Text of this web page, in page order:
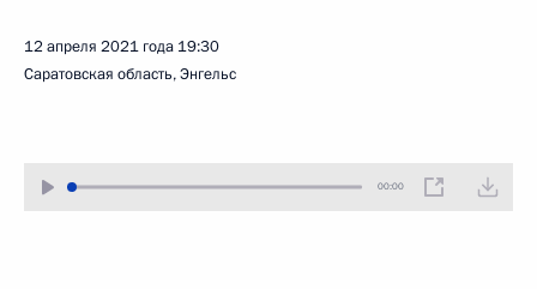
12 апреля 2021 года 19:30
Саратовская область, Энгельс
00:00